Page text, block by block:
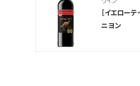
［イエロー
ニヨン